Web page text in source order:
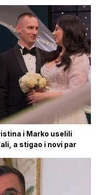
i Marko uselili
a stigao i novi par